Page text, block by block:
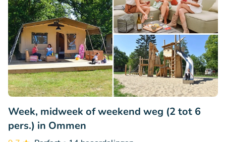
Week, midweek of weekend weg (2 tot 6
pers.) in Ommen